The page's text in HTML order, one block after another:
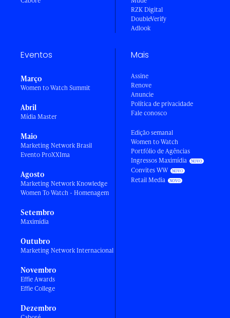
RZK Digital
DoubleVerify
Adlook
Eventos
Março
Women to Watch Summit
Abril
Mídia Master
Maio
Marketing Network Brasil
Evento ProXXIma
Agosto
Marketing Network Knowledge
Women To Watch - Homenagem
Setembro
Maximídia
Outubro
Marketing Network Internacional
Novembro
Effie Awards
Effie College
Dezembro
Mais
Assine
Renove
Anuncie
Política de privacidade
Fale conosco
Edição semanal
Women to Watch
Portfólio de Agências
Ingressos Maximídia
Convites WW
Retail Media